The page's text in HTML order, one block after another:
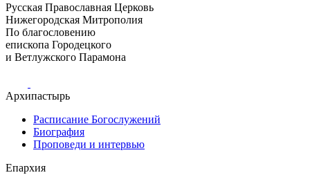
Русская Православная Церковь
Нижегородская Митрополия
По благословению
епископа Городецкого
и Ветлужского Парамона
Архипастырь
Расписание Богослужений
Биография
Проповеди и интервью
Епархия